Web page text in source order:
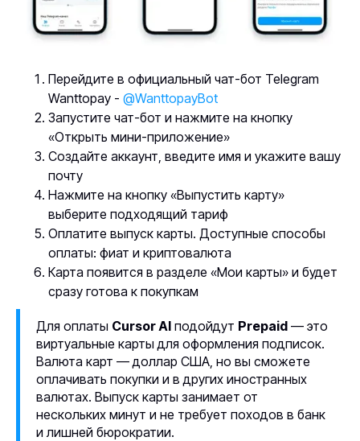
Перейдите в официальный чат-бот Telegram
Wanttopay - @WanttopayBot
Запустите чат-бот и нажмите на кнопку
«Открыть мини-приложение»
Создайте аккаунт, введите имя и укажите вашу
почту
Нажмите на кнопку «Выпустить карту»
выберите подходящий тариф
Оплатите выпуск карты. Доступные способы
оплаты: фиат и криптовалюта
Карта появится в разделе «Мои карты» и будет
сразу готова к покупкам
Для оплаты Cursor AI подойдут Prepaid — это
виртуальные карты для оформления подписок.
Валюта карт — доллар США, но вы сможете
оплачивать покупки и в других иностранных
валютах. Выпуск карты занимает от
нескольких минут и не требует походов в банк
и лишней бюрократии.